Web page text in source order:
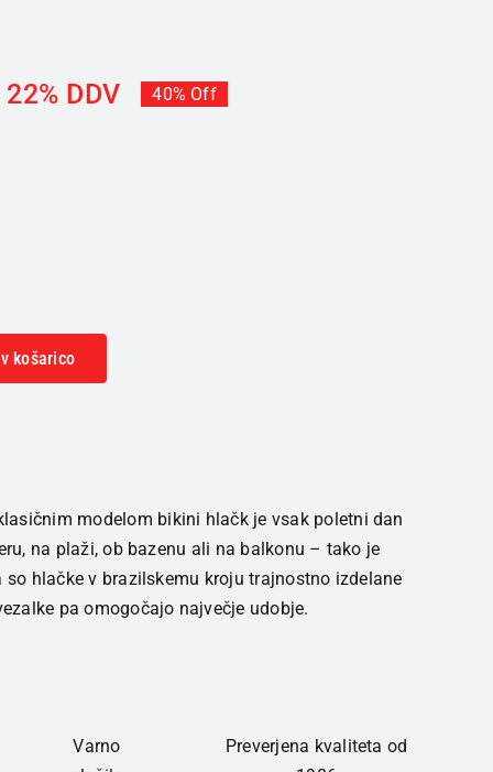
22% DDV 40% Off
košarico
modelom bikini hlačk je vsak poletni dan
na plaži, ob bazenu ali na balkonu – tako je
so hlačke v brazilskemu kroju trajnostno izdelane
pa omogočajo največje udobje.
Varno
Preverjena kvaliteta od